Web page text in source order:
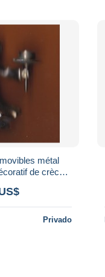
métal
de crèche
Privado